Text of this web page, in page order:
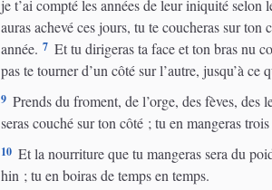
je t’ai compté les années de leur iniquité
auras achevé ces jours, tu te coucheras sur
année. 7 Et tu dirigeras ta face et ton bras nu
pas te tourner d’un côté sur l’autre, jusqu’à
9 Prends du froment, de l’orge, des fèves,
seras couché sur ton côté ; tu en mangeras
10 Et la nourriture que tu mangeras sera du
hin ; tu en boiras de temps en temps.